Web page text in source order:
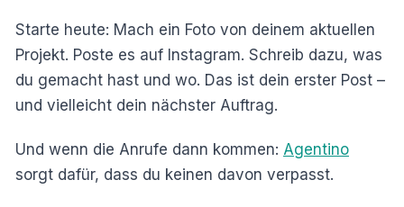
Starte heute: Mach ein Foto von deinem aktuellen
Projekt. Poste es auf Instagram. Schreib dazu, was
du gemacht hast und wo. Das ist dein erster Post –
und vielleicht dein nächster Auftrag.
Und wenn die Anrufe dann kommen: Agentino
sorgt dafür, dass du keinen davon verpasst.